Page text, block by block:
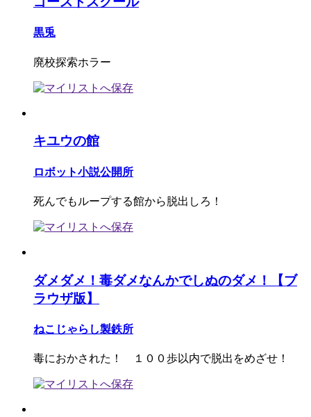
黒兎
廃校探索ホラー
キユウの館
ロボット小説公開所
死んでもループする館から脱出しろ！
ダメダメ！毒ダメなんかでしぬのダメ！【ブ
ラウザ版】
ねこじゃらし製鉄所
毒におかされた！ １００歩以内で脱出をめざせ！